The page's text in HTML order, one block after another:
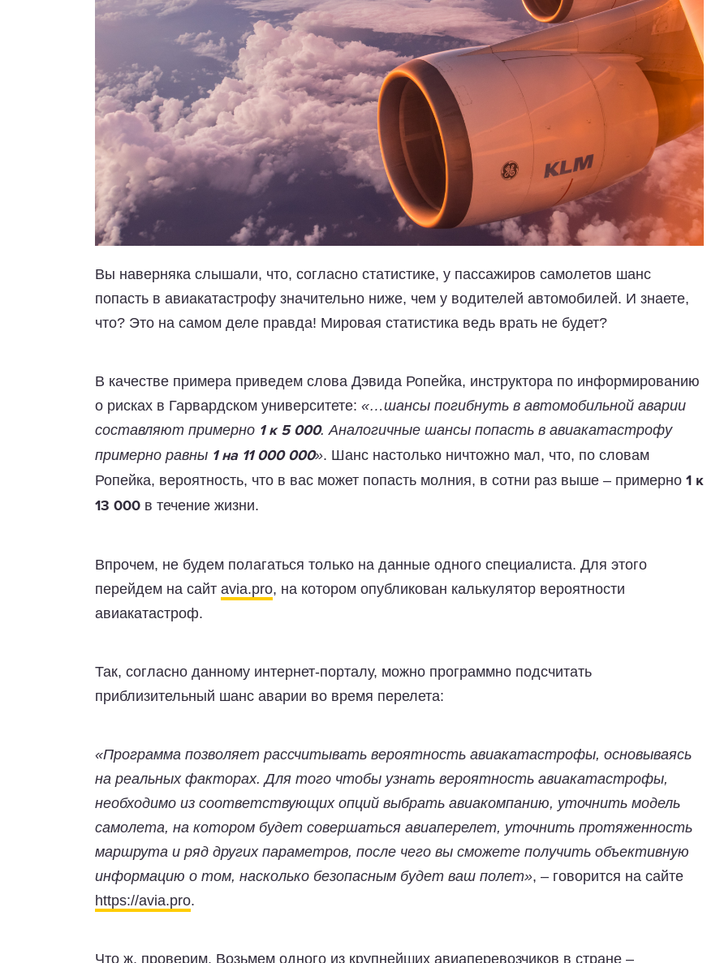
Вы наверняка слышали, что, согласно статистике, у пассажиров самолетов шанс
попасть в авиакатастрофу значительно ниже, чем у водителей автомобилей. И знаете,
что? Это на самом деле правда! Мировая статистика ведь врать не будет?
В качестве примера приведем слова Дэвида Ропейка, инструктора по информированию
о рисках в Гарвардском университете: «…шансы погибнуть в автомобильной аварии
составляют примерно 1 к 5 000. Аналогичные шансы попасть в авиакатастрофу
примерно равны 1 на 11 000 000». Шанс настолько ничтожно мал, что, по словам
Ропейка, вероятность, что в вас может попасть молния, в сотни раз выше – примерно 1 к
13 000 в течение жизни.
Впрочем, не будем полагаться только на данные одного специалиста. Для этого
перейдем на сайт avia.pro, на котором опубликован калькулятор вероятности
авиакатастроф.
Так, согласно данному интернет-порталу, можно программно подсчитать
приблизительный шанс аварии во время перелета:
«Программа позволяет рассчитывать вероятность авиакатастрофы, основываясь
на реальных факторах. Для того чтобы узнать вероятность авиакатастрофы,
необходимо из соответствующих опций выбрать авиакомпанию, уточнить модель
самолета, на котором будет совершаться авиаперелет, уточнить протяженность
маршрута и ряд других параметров, после чего вы сможете получить объективную
информацию о том, насколько безопасным будет ваш полет», – говорится на сайте
https://avia.pro.
Что ж, проверим. Возьмем одного из крупнейших авиаперевозчиков в стране –